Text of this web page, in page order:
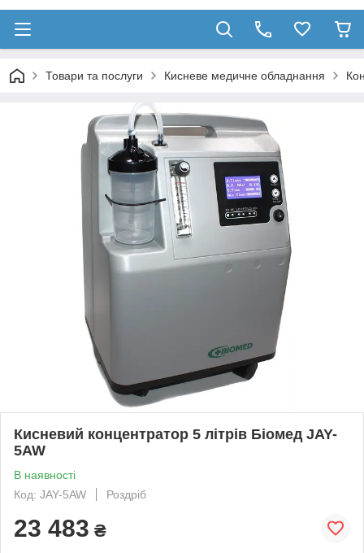
Товари та послуги Кисневе медичне обладнання
Кисневий концентратор 5 літрів Біомед JAY-
5AW
В наявності
Код: JAY-5AW
Роздріб
23 483 ₴